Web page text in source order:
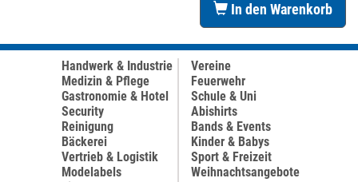
In den Warenkorb
Handwerk & Industrie
Medizin & Pflege
Gastronomie & Hotel
Security
Reinigung
Bäckerei
Vertrieb & Logistik
Modelabels
Vereine
Feuerwehr
Schule & Uni
Abishirts
Bands & Events
Kinder & Babys
Sport & Freizeit
Weihnachtsangebote